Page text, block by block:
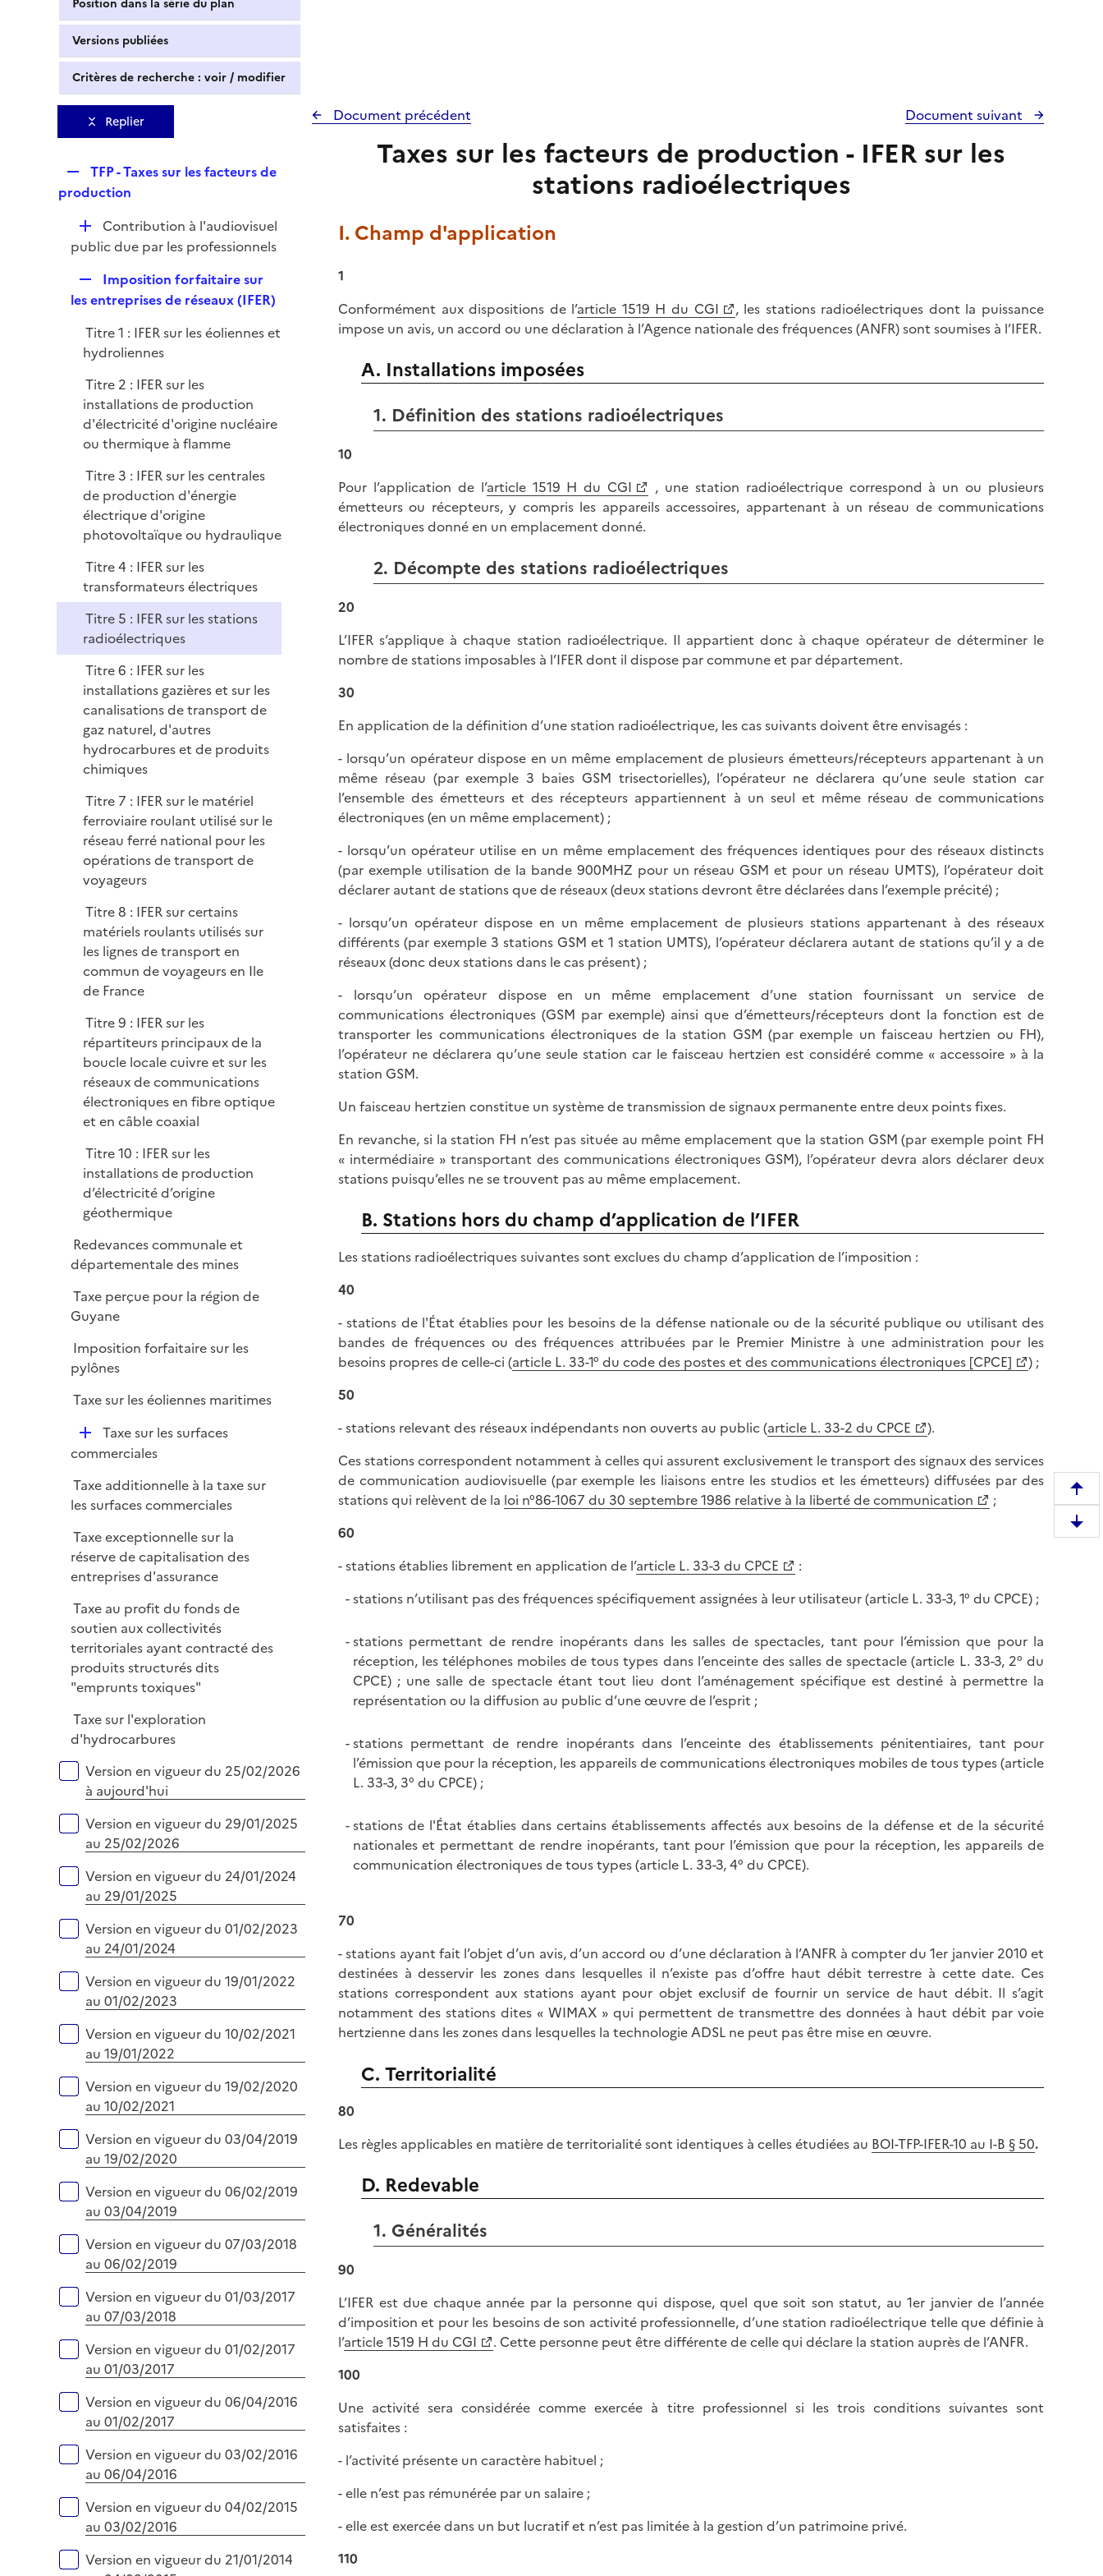
Position dans la série du plan
Versions publiées
Critères de recherche : voir / modifier
Replier
e
l
i
TFP - Taxes sur les facteurs de
production
D
é
i
e
r
Contribution à l'audiovisuel
public due par les professionnels
e
l
i
e
Imposition forfaitaire sur
les entreprises de réseaux (IFER)
Titre 1 : IFER sur les éoliennes et
hydroliennes
Titre 2 : IFER sur les
installations de production
d'électricité d'origine nucléaire
ou thermique à flamme
Titre 3 : IFER sur les centrales
de production d'énergie
électrique d'origine
photovoltaïque ou hydraulique
Titre 4 : IFER sur les
transformateurs électriques
Titre 5 : IFER sur les stations
radioélectriques
Titre 6 : IFER sur les
installations gazières et sur les
canalisations de transport de
gaz naturel, d'autres
hydrocarbures et de produits
chimiques
Titre 7 : IFER sur le matériel
ferroviaire roulant utilisé sur le
réseau ferré national pour les
opérations de transport de
voyageurs
Titre 8 : IFER sur certains
matériels roulants utilisés sur
les lignes de transport en
commun de voyageurs en Ile
de France
Titre 9 : IFER sur les
répartiteurs principaux de la
boucle locale cuivre et sur les
réseaux de communications
électroniques en fibre optique
et en câble coaxial
Titre 10 : IFER sur les
installations de production
d’électricité d’origine
géothermique
Redevances communale et
départementale des mines
Taxe perçue pour la région de
Guyane
Imposition forfaitaire sur les
pylônes
Taxe sur les éoliennes maritimes
D
é
l
i
e
r
Taxe sur les surfaces
commerciales
Taxe additionnelle à la taxe sur
les surfaces commerciales
Taxe exceptionnelle sur la
réserve de capitalisation des
entreprises d'assurance
Taxe au profit du fonds de
soutien aux collectivités
territoriales ayant contracté des
produits structurés dits
"emprunts toxiques"
Taxe sur l'exploration
d'hydrocarbures
Versions sur la période
Version en vigueur du 25/02/2026
à aujourd'hui
Version en vigueur du 29/01/2025
au 25/02/2026
Version en vigueur du 24/01/2024
au 29/01/2025
Version en vigueur du 01/02/2023
au 24/01/2024
Version en vigueur du 19/01/2022
au 01/02/2023
Version en vigueur du 10/02/2021
au 19/01/2022
Version en vigueur du 19/02/2020
au 10/02/2021
Version en vigueur du 03/04/2019
au 19/02/2020
Version en vigueur du 06/02/2019
au 03/04/2019
Version en vigueur du 07/03/2018
au 06/02/2019
Version en vigueur du 01/03/2017
au 07/03/2018
Version en vigueur du 01/02/2017
au 01/03/2017
Version en vigueur du 06/04/2016
au 01/02/2017
Version en vigueur du 03/02/2016
au 06/04/2016
Version en vigueur du 04/02/2015
au 03/02/2016
Version en vigueur du 21/01/2014
Document précédent Document suivant
Taxes sur les facteurs de production - IFER sur les
stations radioélectriques
I. Champ d'application
1
Conformément aux dispositions de l’article 1519 H du CGI
, les stations radioélectriques dont la puissance
impose un avis, un accord ou une déclaration à l’Agence nationale des fréquences (ANFR) sont soumises à l’IFER.
A. Installations imposées
1. Définition des stations radioélectriques
10
Pour l’application de l’article 1519 H du CGI
, une station radioélectrique correspond à un ou plusieurs
émetteurs ou récepteurs, y compris les appareils accessoires, appartenant à un réseau de communications
électroniques donné en un emplacement donné.
2. Décompte des stations radioélectriques
20
L’IFER s’applique à chaque station radioélectrique. Il appartient donc à chaque opérateur de déterminer le
nombre de stations imposables à l’IFER dont il dispose par commune et par département.
30
En application de la définition d’une station radioélectrique, les cas suivants doivent être envisagés :
- lorsqu’un opérateur dispose en un même emplacement de plusieurs émetteurs/récepteurs appartenant à un
même réseau (par exemple 3 baies GSM trisectorielles), l’opérateur ne déclarera qu’une seule station car
l’ensemble des émetteurs et des récepteurs appartiennent à un seul et même réseau de communications
électroniques (en un même emplacement) ;
- lorsqu’un opérateur utilise en un même emplacement des fréquences identiques pour des réseaux distincts
(par exemple utilisation de la bande 900MHZ pour un réseau GSM et pour un réseau UMTS), l’opérateur doit
déclarer autant de stations que de réseaux (deux stations devront être déclarées dans l’exemple précité) ;
- lorsqu’un opérateur dispose en un même emplacement de plusieurs stations appartenant à des réseaux
différents (par exemple 3 stations GSM et 1 station UMTS), l’opérateur déclarera autant de stations qu’il y a de
réseaux (donc deux stations dans le cas présent) ;
- lorsqu’un opérateur dispose en un même emplacement d’une station fournissant un service de
communications électroniques (GSM par exemple) ainsi que d’émetteurs/récepteurs dont la fonction est de
transporter les communications électroniques de la station GSM (par exemple un faisceau hertzien ou FH),
l’opérateur ne déclarera qu’une seule station car le faisceau hertzien est considéré comme « accessoire » à la
station GSM.
Un faisceau hertzien constitue un système de transmission de signaux permanente entre deux points fixes.
En revanche, si la station FH n’est pas située au même emplacement que la station GSM (par exemple point FH
« intermédiaire » transportant des communications électroniques GSM), l’opérateur devra alors déclarer deux
stations puisqu’elles ne se trouvent pas au même emplacement.
B. Stations hors du champ d’application de l’IFER
Les stations radioélectriques suivantes sont exclues du champ d’application de l’imposition :
40
- stations de l'État établies pour les besoins de la défense nationale ou de la sécurité publique ou utilisant des
bandes de fréquences ou des fréquences attribuées par le Premier Ministre à une administration pour les
besoins propres de celle-ci (article L. 33-1° du code des postes et des communications électroniques [CPCE]
) ;
50
- stations relevant des réseaux indépendants non ouverts au public (article L. 33-2 du CPCE
).
Ces stations correspondent notamment à celles qui assurent exclusivement le transport des signaux des services
de communication audiovisuelle (par exemple les liaisons entre les studios et les émetteurs) diffusées par des
stations qui relèvent de la loi n°86-1067 du 30 septembre 1986 relative à la liberté de communication
;
60
- stations établies librement en application de l’article L. 33-3 du CPCE
:
stations n’utilisant pas des fréquences spécifiquement assignées à leur utilisateur (article L. 33-3, 1° du CPCE) ;
stations permettant de rendre inopérants dans les salles de spectacles, tant pour l’émission que pour la
réception, les téléphones mobiles de tous types dans l’enceinte des salles de spectacle (article L. 33-3, 2° du
CPCE) ; une salle de spectacle étant tout lieu dont l’aménagement spécifique est destiné à permettre la
représentation ou la diffusion au public d’une œuvre de l’esprit ;
stations permettant de rendre inopérants dans l’enceinte des établissements pénitentiaires, tant pour
l’émission que pour la réception, les appareils de communications électroniques mobiles de tous types (article
L. 33-3, 3° du CPCE) ;
stations de l'État établies dans certains établissements affectés aux besoins de la défense et de la sécurité
nationales et permettant de rendre inopérants, tant pour l’émission que pour la réception, les appareils de
communication électroniques de tous types (article L. 33-3, 4° du CPCE).
70
- stations ayant fait l’objet d’un avis, d’un accord ou d’une déclaration à l’ANFR à compter du 1er janvier 2010 et
destinées à desservir les zones dans lesquelles il n’existe pas d’offre haut débit terrestre à cette date. Ces
stations correspondent aux stations ayant pour objet exclusif de fournir un service de haut débit. Il s’agit
notamment des stations dites « WIMAX » qui permettent de transmettre des données à haut débit par voie
hertzienne dans les zones dans lesquelles la technologie ADSL ne peut pas être mise en œuvre.
C. Territorialité
80
Les règles applicables en matière de territorialité sont identiques à celles étudiées au BOI-TFP-IFER-10 au I-B § 50.
D. Redevable
1. Généralités
90
L’IFER est due chaque année par la personne qui dispose, quel que soit son statut, au 1er janvier de l’année
d’imposition et pour les besoins de son activité professionnelle, d’une station radioélectrique telle que définie à
l’article 1519 H du CGI
. Cette personne peut être différente de celle qui déclare la station auprès de l’ANFR.
100
Une activité sera considérée comme exercée à titre professionnel si les trois conditions suivantes sont
satisfaites :
- l’activité présente un caractère habituel ;
- elle n’est pas rémunérée par un salaire ;
- elle est exercée dans un but lucratif et n’est pas limitée à la gestion d’un patrimoine privé.
110
e
m
D